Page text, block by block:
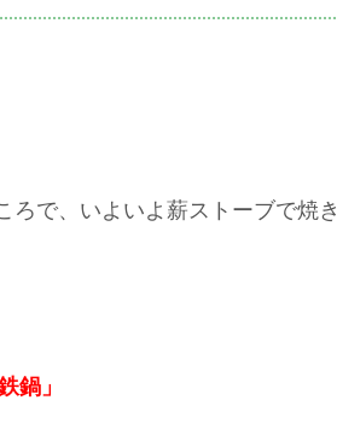
で、いよいよ薪ストーブで焼き
鍋」